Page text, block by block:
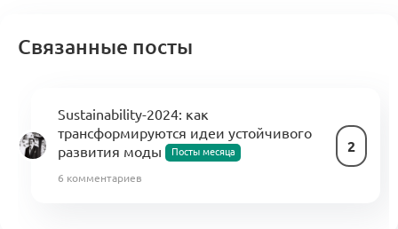
Связанные посты
Sustainability-2024: как
трансформируются идеи устойчивого
развития моды
Посты месяца 2
6 комментариев